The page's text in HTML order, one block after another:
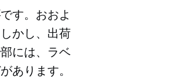
す。おおよ
かし、出荷
には、ラベ
あります。